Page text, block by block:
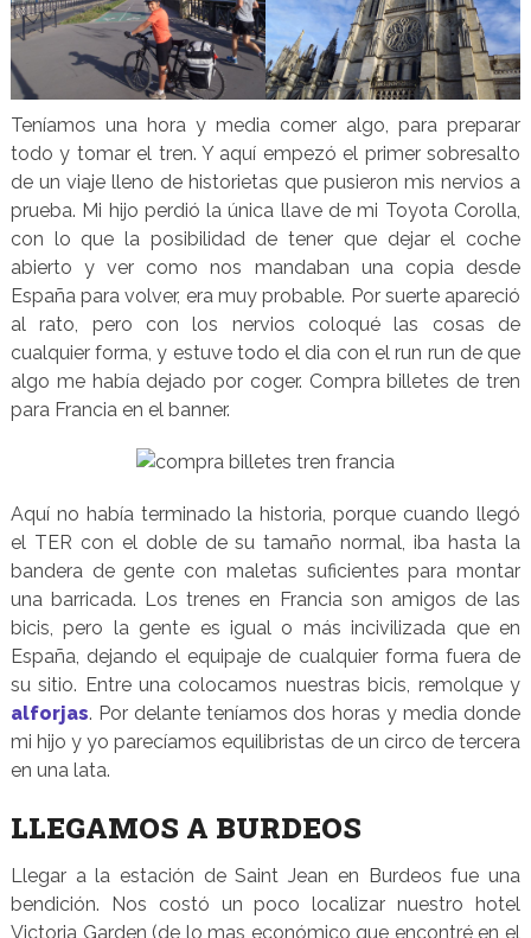
Teníamos una hora y media comer algo, para preparar
todo y tomar el tren. Y aquí empezó el primer sobresalto
de un viaje lleno de historietas que pusieron mis nervios a
prueba. Mi hijo perdió la única llave de mi Toyota Corolla,
con lo que la posibilidad de tener que dejar el coche
abierto y ver como nos mandaban una copia desde
España para volver, era muy probable. Por suerte apareció
al rato, pero con los nervios coloqué las cosas de
cualquier forma, y estuve todo el dia con el run run de que
algo me había dejado por coger. Compra billetes de tren
para Francia en el banner.
Aquí no había terminado la historia, porque cuando llegó
el TER con el doble de su tamaño normal, iba hasta la
bandera de gente con maletas suficientes para montar
una barricada. Los trenes en Francia son amigos de las
bicis, pero la gente es igual o más incivilizada que en
España, dejando el equipaje de cualquier forma fuera de
su sitio. Entre una colocamos nuestras bicis, remolque y
alforjas. Por delante teníamos dos horas y media donde
mi hijo y yo parecíamos equilibristas de un circo de tercera
en una lata.
LLEGAMOS A BURDEOS
Llegar a la estación de Saint Jean en Burdeos fue una
bendición. Nos costó un poco localizar nuestro hotel
Victoria Garden (de lo mas económico que encontré en el